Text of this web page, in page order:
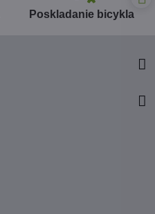
Poskladanie bicykla